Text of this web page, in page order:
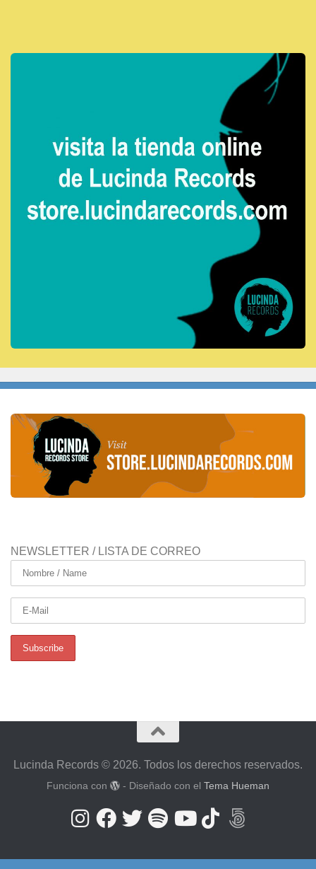
NEWSLETTER / LISTA DE CORREO
Lucinda Records © 2026. Todos los derechos reservados.
Funciona con - Diseñado con el Tema Hueman